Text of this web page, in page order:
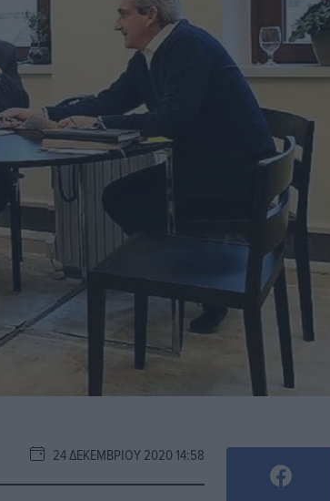
24 ΔΕΚΕΜΒΡΊΟΥ 2020 14:58